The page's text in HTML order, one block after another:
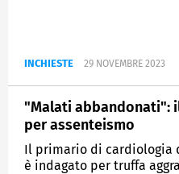
INCHIESTE 29 NOVEMBRE 2023
"Malati abbandonati":
per assenteismo
Il primario di cardiologia
è indagato per truffa